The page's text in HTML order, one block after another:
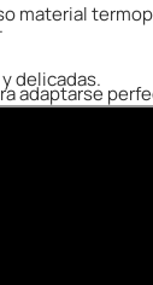
material
adaptarse
delicadas.